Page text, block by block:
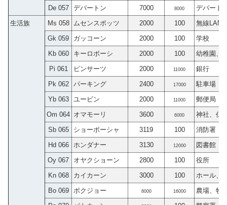
De 057
デパートン 7000 8000
デパート
生活族
Ms 058 ムセンスポッツ 2000 100
無線LAN
Gk 059
ガッコーン 2000 100
学校
Kb 060
キーロボーシ 2000 100
幼稚園、
Pi 061
ピンサーツ 2000 11000
銀行
Pk 062
パーキング 2400 17000
駐車場
Yb 063
ユービン 2000 11000
郵便局
Om 064 オマモーリ 3600 6000
神社、仏
Sb 065
ショーボーシャ 3119 100
消防署
Hd 066
ホンダナー 3130 12000
図書館
Oy 067
オヤクショーン 2800 100
役所
Kn 068
カイカーン 3000 100
ホール、
Bo 069
ボクジョー 8000 16000
農場、牧